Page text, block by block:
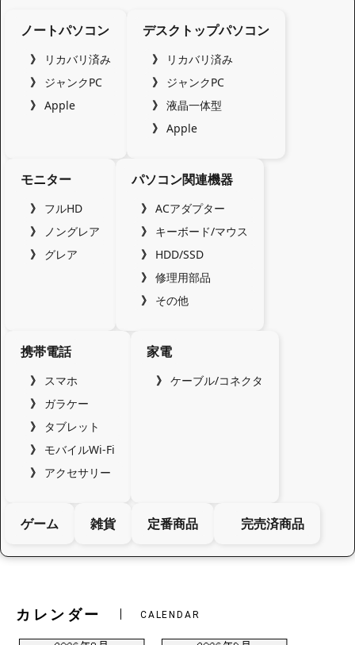
ノートパソコン
リカバリ済み
ジャンクPC
Apple
デスクトップパソコン
リカバリ済み
ジャンクPC
液晶一体型
Apple
モニター
フルHD
ノングレア
グレア
パソコン関連機器
ACアダプター
キーボード/マウス
HDD/SSD
修理用部品
その他
携帯電話
スマホ
ガラケー
タブレット
モバイルWi-Fi
アクセサリー
家電
ケーブル/コネクタ
ゲーム 雑貨 定番商品 完売済商品
カレンダー CALENDAR